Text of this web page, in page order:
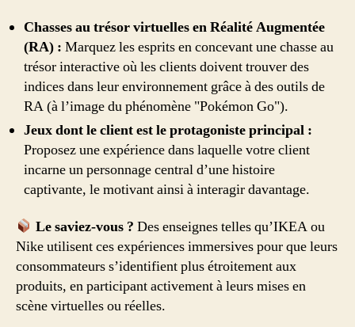
Chasses au trésor virtuelles en Réalité Augmentée
(RA) : Marquez les esprits en concevant une chasse au
trésor interactive où les clients doivent trouver des
indices dans leur environnement grâce à des outils de
RA (à l’image du phénomène "Pokémon Go").
Jeux dont le client est le protagoniste principal :
Proposez une expérience dans laquelle votre client
incarne un personnage central d’une histoire
captivante, le motivant ainsi à interagir davantage.
Le saviez-vous ? Des enseignes telles qu’IKEA ou
Nike utilisent ces expériences immersives pour que leurs
consommateurs s’identifient plus étroitement aux
produits, en participant activement à leurs mises en
scène virtuelles ou réelles.